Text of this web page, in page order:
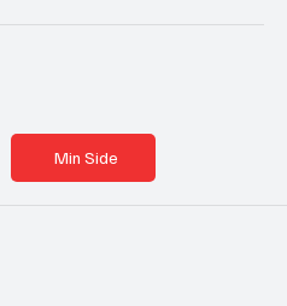
Min Side